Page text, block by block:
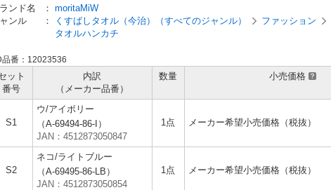
ンド名 ： moritaMiW
ンル
： くすばしタオル（今治）（すべてのジャンル） ファッション
タオルハンカチ
品番：12023536
ット
番号
内訳
（メーカー品番）
数量 小売価格
S1
ウ/アイボリー
（A-69494-86-I）
JAN：4512873050847
1点 メーカー希望小売価格（税抜）
S2
ネコ/ライトブルー
（A-69495-86-LB）
JAN：4512873050854
1点 メーカー希望小売価格（税抜）